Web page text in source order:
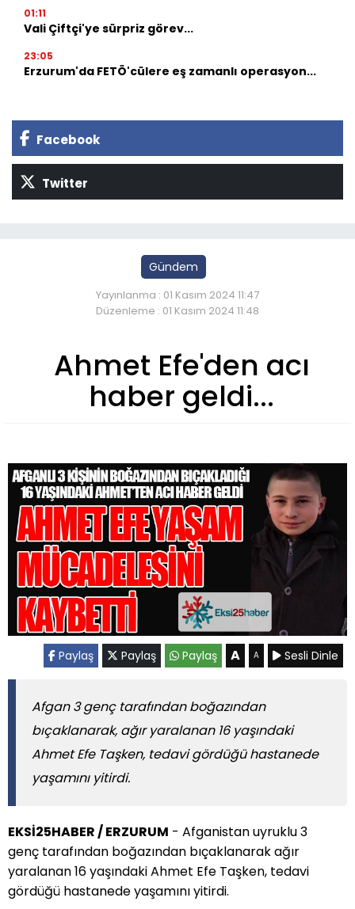
01:11
Vali Çiftçi'ye sürpriz görev...
23:05
Erzurum'da FETÖ'cülere eş zamanlı operasyon...
Facebook
Twitter
Gündem
Yayınlanma : 01 Kasım 2024 11:47
Düzenleme : 01 Kasım 2024 11:48
Ahmet Efe'den acı
haber geldi...
Paylaş Paylaş Paylaş A A Sesli Dinle
Afgan 3 genç tarafından boğazından
bıçaklanarak, ağır yaralanan 16 yaşındaki
Ahmet Efe Taşken, tedavi gördüğü hastanede
yaşamını yitirdi.
EKSİ25HABER / ERZURUM - Afganistan uyruklu 3
genç tarafından boğazından bıçaklanarak ağır
yaralanan 16 yaşındaki Ahmet Efe Taşken, tedavi
gördüğü hastanede yaşamını yitirdi.